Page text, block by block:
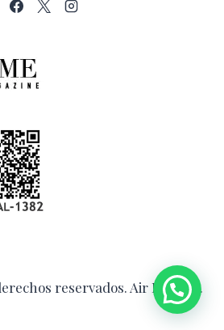
reservados. Air Femme.